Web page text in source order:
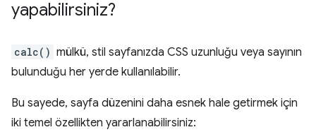
yapabilirsiniz?
calc() mülkü, stil sayfanızda CSS uzunluğu veya sayının
bulunduğu her yerde kullanılabilir.
Bu sayede, sayfa düzenini daha esnek hale getirmek için
iki temel özellikten yararlanabilirsiniz: